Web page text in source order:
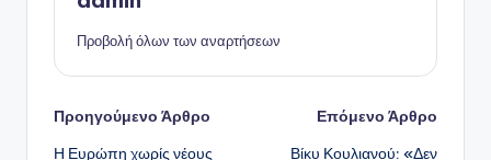
Προβολή όλων των αναρτήσεων
Πλοήγηση
Προηγούμενο Άρθρο
Η Ευρώπη χωρίς νέους
Επόμενο Άρθρο
Βίκυ Κουλιανού: «Δεν